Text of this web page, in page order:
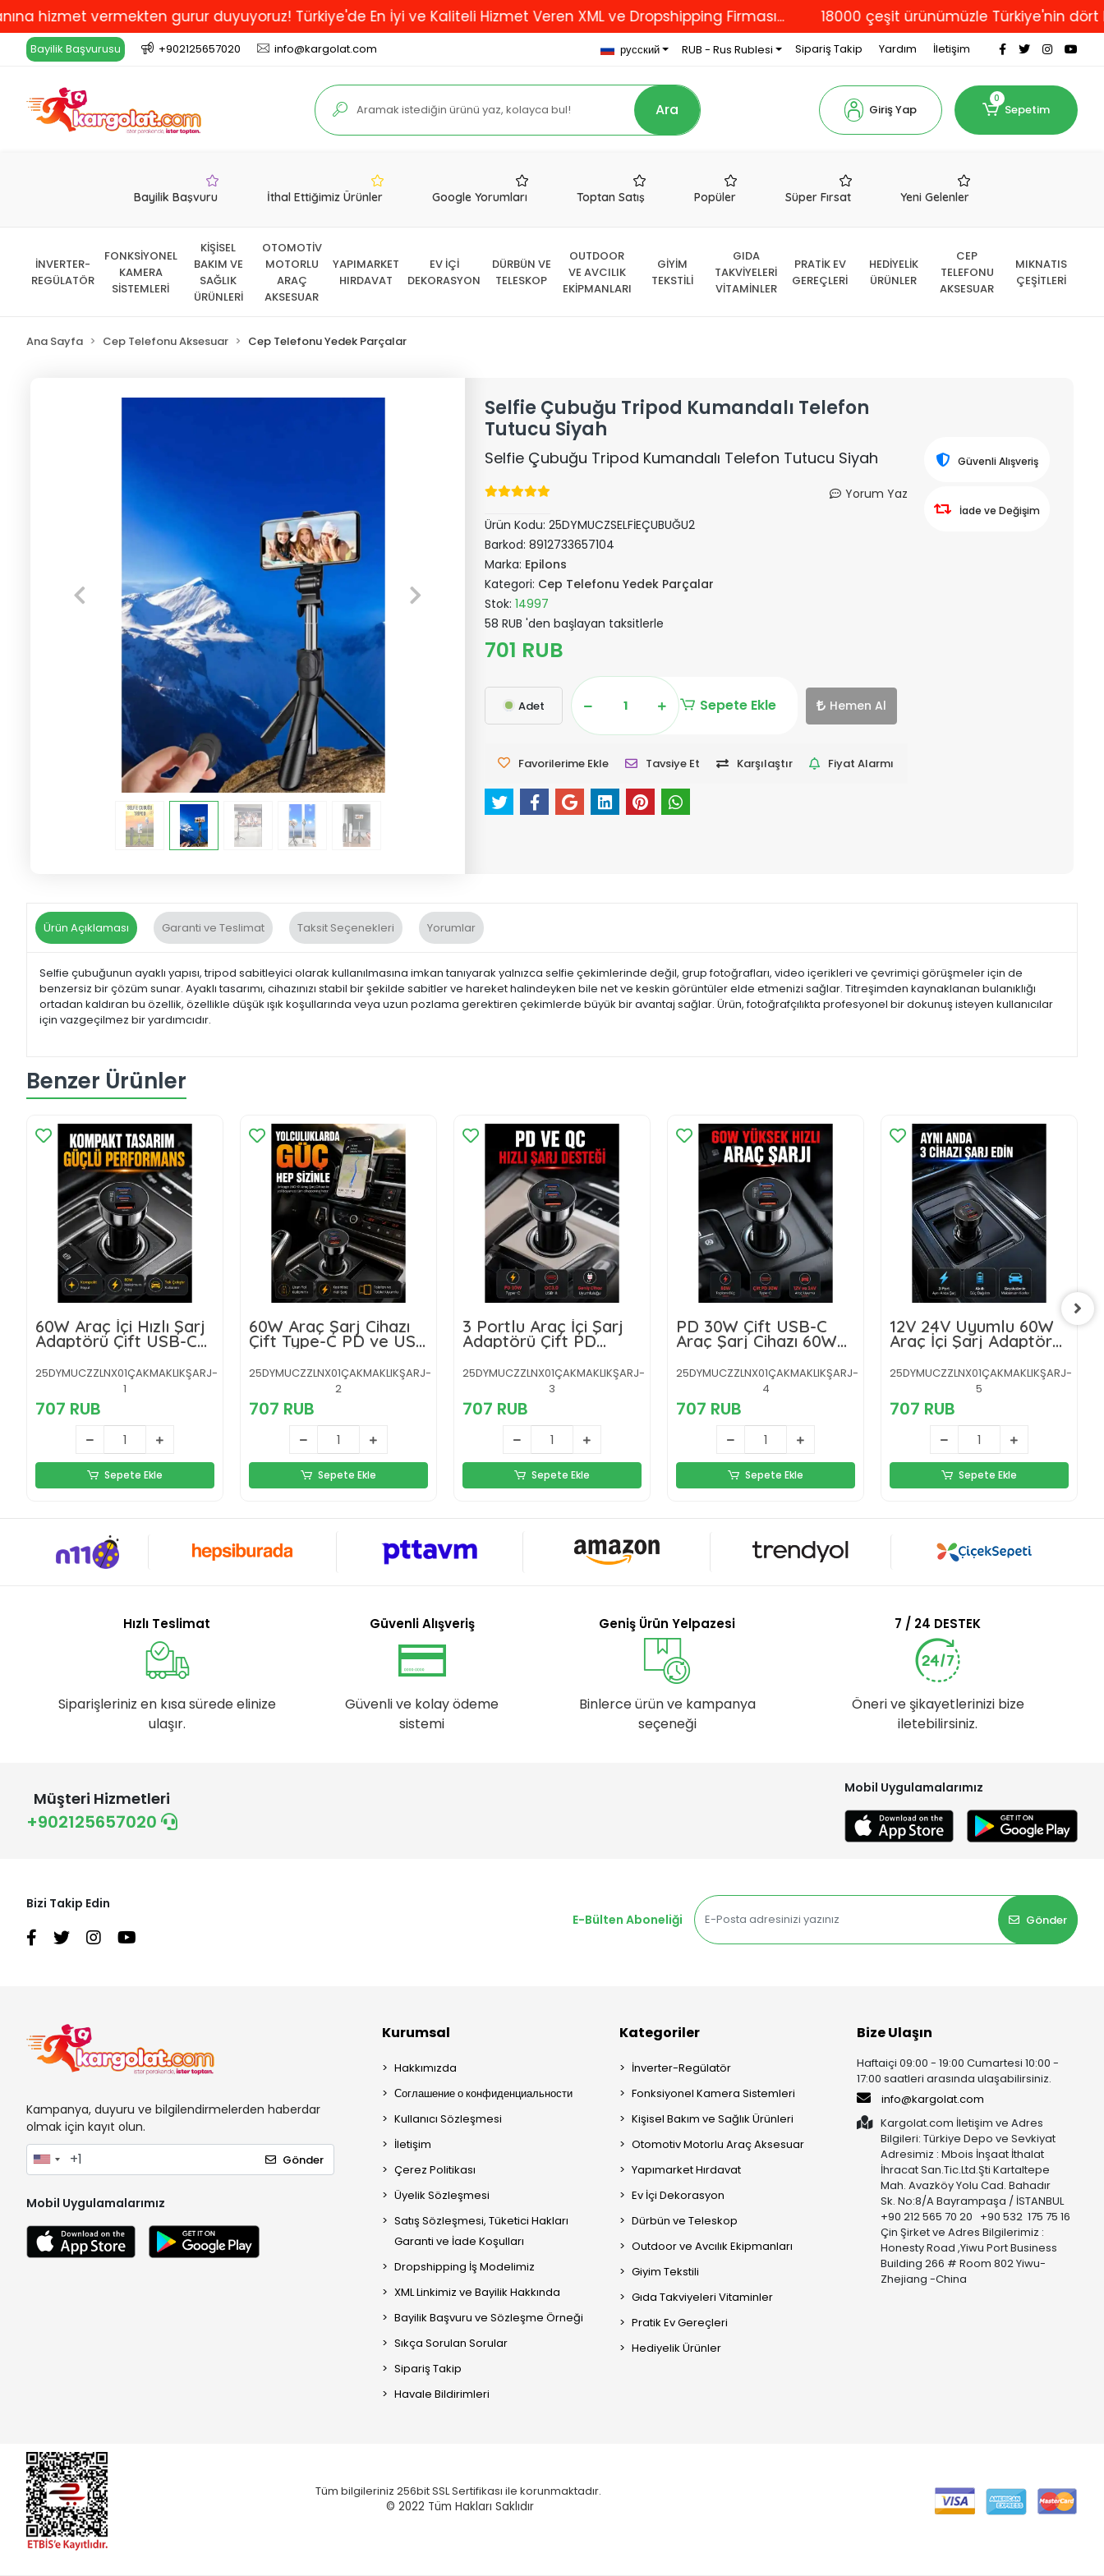
vermekten gurur duyuyoruz! Türkiye'de En İyi ve Kaliteli Hizmet Veren XML ve Dropshipping Firması... 18000 çeşit ürünümüzle Türkiye'nin dört bir
Bayilik Başvurusu +902125657020 info@kargolat.com русский RUB - Rus Rublesi Sipariş Takip Yardım İletişim
Ara Giriş Yap
0
Sepetim
Bayilik Başvuru İthal Ettiğimiz Ürünler Google Yorumları Toptan Satış Popüler Süper Fırsat Yeni Gelenler
İNVERTER-
REGÜLATÖR
FONKSİYONEL
KAMERA
SİSTEMLERİ
KİŞİSEL
BAKIM VE
SAĞLIK
ÜRÜNLERİ
OTOMOTİV
MOTORLU
ARAÇ
AKSESUAR
YAPIMARKET
HIRDAVAT
EV İÇİ
DEKORASYON
DÜRBÜN VE
TELESKOP
OUTDOOR
VE AVCILIK
EKİPMANLARI
GİYİM
TEKSTİLİ
GIDA
TAKVİYELERİ
VİTAMİNLER
PRATİK EV
GEREÇLERİ
HEDİYELİK
ÜRÜNLER
CEP
TELEFONU
AKSESUAR
MIKNATIS
ÇEŞİTLERİ
Ana Sayfa Cep Telefonu Aksesuar Cep Telefonu Yedek Parçalar
Selfie Çubuğu Tripod Kumandalı Telefon
Tutucu Siyah
Selfie Çubuğu Tripod Kumandalı Telefon Tutucu Siyah
Yorum Yaz
Ürün Kodu:25DYMUCZSELFİEÇUBUĞU2
Barkod:8912733657104
Marka: Epilons
Kategori: Cep Telefonu Yedek Parçalar
Stok:14997
58 RUB 'den başlayan taksitlerle
701 RUB
Adet Sepete Ekle Hemen Al
Favorilerime Ekle Tavsiye Et Karşılaştır Fiyat Alarmı
Güvenli Alışveriş
İade ve Değişim
Ürün Açıklaması Garanti ve Teslimat Taksit Seçenekleri Yorumlar
Selfie çubuğunun ayaklı yapısı, tripod sabitleyici olarak kullanılmasına imkan tanıyarak yalnızca selfie çekimlerinde değil, grup fotoğrafları, video içerikleri ve çevrimiçi görüşmeler için de
benzersiz bir çözüm sunar. Ayaklı tasarımı, cihazınızı stabil bir şekilde sabitler ve hareket halindeyken bile net ve keskin görüntüler elde etmenizi sağlar. Titreşimden kaynaklanan bulanıklığı
ortadan kaldıran bu özellik, özellikle düşük ışık koşullarında veya uzun pozlama gerektiren çekimlerde büyük bir avantaj sağlar. Ürün, fotoğrafçılıkta profesyonel bir dokunuş isteyen kullanıcılar
için vazgeçilmez bir yardımcıdır.
Benzer Ürünler
60W Araç İçi Hızlı Şarj
Adaptörü Çift USB-C
PD ve USB-A QC3.0
25DYMUCZZLNX01ÇAKMAKLIKŞARJ-
1
707 RUB
Sepete Ekle
60W Araç Şarj Cihazı
Çift Type-C PD ve USB
QC3.0 Hızlı Şarj
Adaptörü
25DYMUCZZLNX01ÇAKMAKLIKŞARJ-
2
707 RUB
Sepete Ekle
3 Portlu Araç İçi Şarj
Adaptörü Çift PD
Type-C ve QC3.0 USB
Çıkışlı
25DYMUCZZLNX01ÇAKMAKLIKŞARJ-
3
707 RUB
Sepete Ekle
PD 30W Çift USB-C
Araç Şarj Cihazı 60W
Hızlı Şarj Adaptörü
25DYMUCZZLNX01ÇAKMAKLIKŞARJ-
4
707 RUB
Sepete Ekle
12V 24V Uyumlu 60W
Araç İçi Şarj Adaptörü
Çoklu Hızlı Şarj Cihazı
25DYMUCZZLNX01ÇAKMAKLIKŞARJ-
5
707 RUB
Sepete Ekle
Hızlı Teslimat
Siparişleriniz en kısa sürede elinize
ulaşır.
Güvenli Alışveriş
Güvenli ve kolay ödeme
sistemi
Geniş Ürün Yelpazesi
Binlerce ürün ve kampanya
seçeneği
7 / 24 DESTEK
Öneri ve şikayetlerinizi bize
iletebilirsiniz.
Müşteri Hizmetleri
+902125657020
Mobil Uygulamalarımız
Bizi Takip Edin
E-Bülten Aboneliği
Gönder
Kampanya, duyuru ve bilgilendirmelerden haberdar
olmak için kayıt olun.
Gönder
Mobil Uygulamalarımız
Kurumsal
Hakkımızda
Соглашение о конфиденциальности
Kullanıcı Sözleşmesi
İletişim
Çerez Politikası
Üyelik Sözleşmesi
Satış Sözleşmesi, Tüketici Hakları
Garanti ve İade Koşulları
Dropshipping İş Modelimiz
XML Linkimiz ve Bayilik Hakkında
Bayilik Başvuru ve Sözleşme Örneği
Sıkça Sorulan Sorular
Sipariş Takip
Havale Bildirimleri
Kategoriler
İnverter-Regülatör
Fonksiyonel Kamera Sistemleri
Kişisel Bakım ve Sağlık Ürünleri
Otomotiv Motorlu Araç Aksesuar
Yapımarket Hırdavat
Ev İçi Dekorasyon
Dürbün ve Teleskop
Outdoor ve Avcılık Ekipmanları
Giyim Tekstili
Gıda Takviyeleri Vitaminler
Pratik Ev Gereçleri
Hediyelik Ürünler
Bize Ulaşın
Haftaiçi 09:00 - 19:00 Cumartesi 10:00 -
17:00 saatleri arasında ulaşabilirsiniz.
info@kargolat.com
Kargolat.com İletişim ve Adres
Bilgileri: Türkiye Depo ve Sevkiyat
Adresimiz : Mbois İnşaat İthalat
İhracat San.Tic.Ltd.Şti Kartaltepe
Mah. Avazköy Yolu Cad. Bahadır
Sk. No:8/A Bayrampaşa / İSTANBUL
+90 212 565 70 20 +90 532 175 75 16
Çin Şirket ve Adres Bilgilerimiz :
Honesty Road ,Yiwu Port Business
Building 266 # Room 802 Yiwu-
Zhejiang -China
Tüm bilgileriniz 256bit SSL Sertifikası ile korunmaktadır.
© 2022 Tüm Hakları Saklıdır